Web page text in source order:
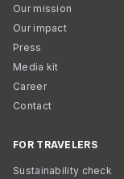
Our mission
Our impact
Press
Media kit
Career
Contact
FOR TRAVELERS
Sustainability check